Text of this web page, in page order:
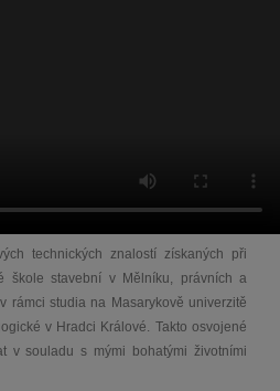
technických znalostí získaných při
škole stavební v Mělníku, právních a
rámci studia na Masarykově univerzitě
v Hradci Králové. Takto osvojené
v souladu s mými bohatými životními